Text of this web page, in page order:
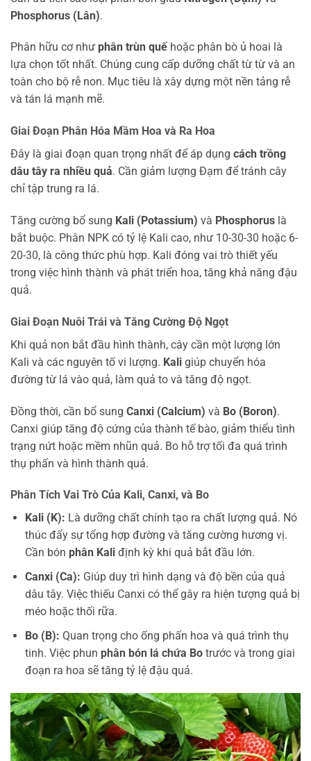
Phosphorus (Lân).
Phân hữu cơ như phân trùn quế hoặc phân bò ủ hoai là
lựa chọn tốt nhất. Chúng cung cấp dưỡng chất từ từ và an
toàn cho bộ rễ non. Mục tiêu là xây dựng một nền tảng rễ
và tán lá mạnh mẽ.
Giai Đoạn Phân Hóa Mầm Hoa và Ra Hoa
Đây là giai đoạn quan trọng nhất để áp dụng cách trồng
dâu tây ra nhiều quả. Cần giảm lượng Đạm để tránh cây
chỉ tập trung ra lá.
Tăng cường bổ sung Kali (Potassium) và Phosphorus là
bắt buộc. Phân NPK có tỷ lệ Kali cao, như 10-30-30 hoặc 6-
20-30, là công thức phù hợp. Kali đóng vai trò thiết yếu
trong việc hình thành và phát triển hoa, tăng khả năng đậu
quả.
Giai Đoạn Nuôi Trái và Tăng Cường Độ Ngọt
Khi quả non bắt đầu hình thành, cây cần một lượng lớn
Kali và các nguyên tố vi lượng. Kali giúp chuyển hóa
đường từ lá vào quả, làm quả to và tăng độ ngọt.
Đồng thời, cần bổ sung Canxi (Calcium) và Bo (Boron).
Canxi giúp tăng độ cứng của thành tế bào, giảm thiểu tình
trạng nứt hoặc mềm nhũn quả. Bo hỗ trợ tối đa quá trình
thụ phấn và hình thành quả.
Phân Tích Vai Trò Của Kali, Canxi, và Bo
Kali (K): Là dưỡng chất chính tạo ra chất lượng quả. Nó
thúc đẩy sự tổng hợp đường và tăng cường hương vị.
Cần bón phân Kaliđịnh kỳ khi quả bắt đầu lớn.
Canxi (Ca): Giúp duy trì hình dạng và độ bền của quả
dâu tây. Việc thiếu Canxi có thể gây ra hiện tượng quả bị
méo hoặc thối rữa.
Bo (B): Quan trọng cho ống phấn hoa và quá trình thụ
tinh. Việc phun phân bón lá chứa Botrước và trong giai
đoạn ra hoa sẽ tăng tỷ lệ đậu quả.